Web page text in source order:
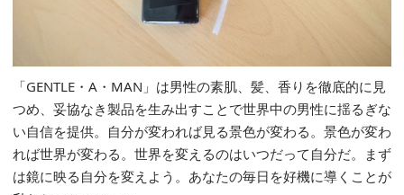
「GENTLE・A・MAN」は男性の素肌、髪、香りを徹底的に見
つめ、妥協なき製品を生み出すことで世界中の男性に揺るぎな
い自信を提供。自分が変われば見る景色が変わる。景色が変わ
れば世界が変わる。世界を変えるのはいつだって自分だ。まず
は鏡に映る自分を変えよう。あなたの毎日を好機に導くことが